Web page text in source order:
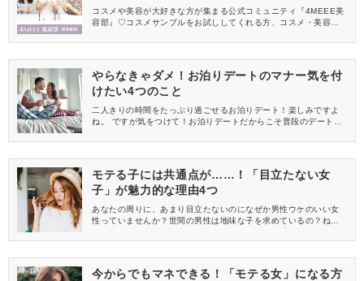
中
コスメや美容が大好きな方が集まる公式コミュニティ『4MEEE美
容部』♡コスメサンプルをお試ししてくれる方、コスメ・美容情報
やらなきゃダメ！お泊りデートのマナー気を付
けたい4つのこと
二人きりの時間をたっぷり過ごせるお泊りデート！楽しみですよ
ね。 ですが気をつけて！お泊りデートだからこそ普段のデートと
ーをまとめてみました。ぜひ参考にしてみて下さいね。
モテる子には共通点が……！「目立たない女
子」が魅力的な理由4つ
あなたの周りに、あまり目立たないのになぜか男性ウケのいい女
性っていませんか？世間の男性は地味な子を求めているの？ね
れるのかも一緒に理由をご紹介します♪
今からでもマネできる！「モテる女」になる方